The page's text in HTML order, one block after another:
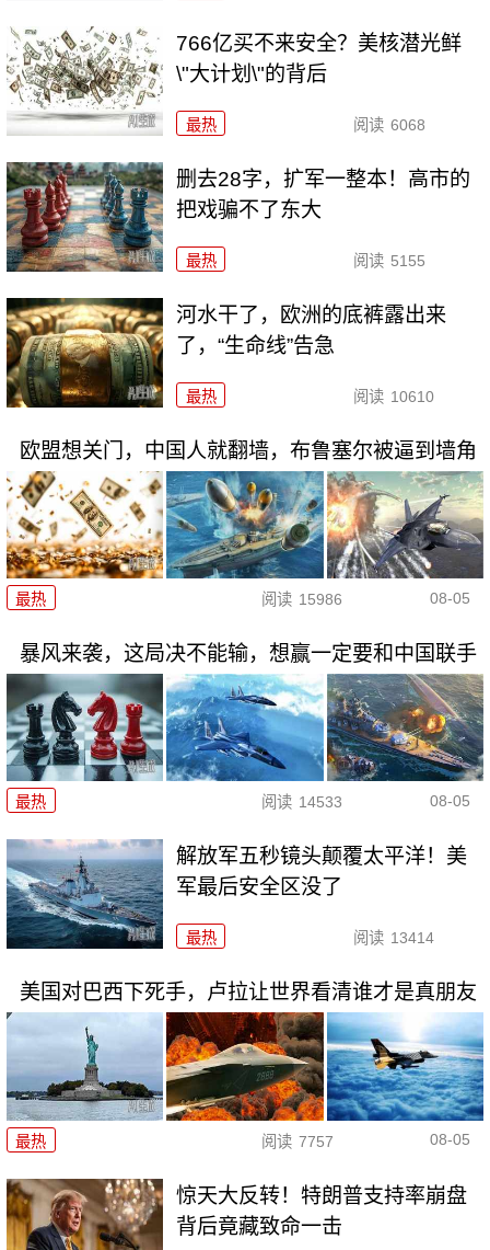
766亿买不来安全？美核潜光鲜
\"大计划\"的背后
最热 阅读 6068
删去28字，扩军一整本！高市的
把戏骗不了东大
最热 阅读 5155
河水干了，欧洲的底裤露出来
了，“生命线”告急
最热 阅读 10610
欧盟想关门，中国人就翻墙，布鲁塞尔被逼到墙角
最热 阅读 15986 08-05
暴风来袭，这局决不能输，想赢一定要和中国联手
最热 阅读 14533 08-05
解放军五秒镜头颠覆太平洋！美
军最后安全区没了
最热 阅读 13414
美国对巴西下死手，卢拉让世界看清谁才是真朋友
最热 阅读 7757 08-05
惊天大反转！特朗普支持率崩盘
背后竟藏致命一击